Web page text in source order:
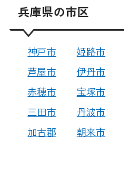
兵庫県の市区
神戸市 姫路市
芦屋市
伊丹市
赤穂市
宝塚市
三田市
丹波市
加古郡
朝来市